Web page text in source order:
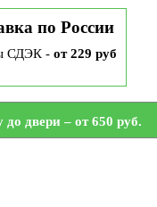
по России
СДЭК - от 229 руб
двери – от 650 руб.